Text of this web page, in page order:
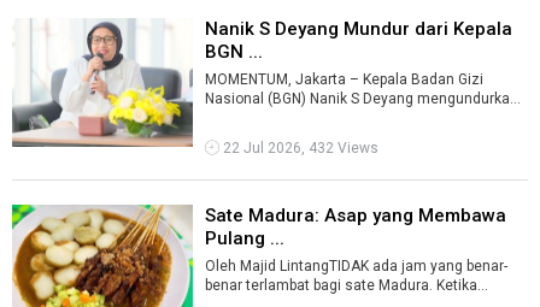
Nanik S Deyang Mundur dari Kepala
BGN ...
MOMENTUM, Jakarta – Kepala Badan Gizi
Nasional (BGN) Nanik S Deyang mengundurkan
22 Jul 2026, 432 Views
Sate Madura: Asap yang Membawa
Pulang ...
Oleh Majid LintangTIDAK ada jam yang benar-
benar terlambat bagi sate Madura. Ketika